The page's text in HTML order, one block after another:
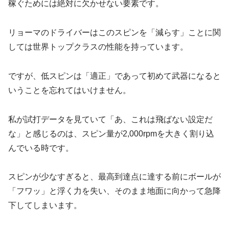
稼ぐためには絶対に欠かせない要素です。
リョーマのドライバーはこのスピンを「減らす」ことに関
しては世界トップクラスの性能を持っています。
ですが、 低スピンは「適正」であって初めて武器になる と
いうことを忘れてはいけません。
私が試打データを見ていて「あ、これは飛ばない設定だ
な」と感じるのは、スピン量が2,000rpmを大きく割り込
んでいる時です。
スピンが少なすぎると、最高到達点に達する前にボールが
「フワッ」と浮く力を失い、そのまま地面に向かって急降
下してしまいます。